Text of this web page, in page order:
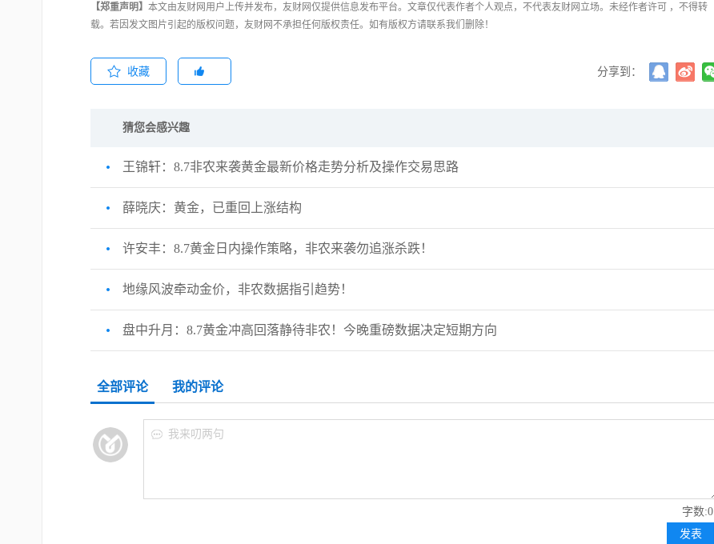
【郑重声明】 本文由友财网用户上传并发布，友财网仅提供信息发布平台。文章仅代表作者个人观点，不代表友财网立场。未经作者许可 ，不得转
载。若因发文图片引起的版权问题，友财网不承担任何版权责任。如有版权方请联系我们删除！
收藏 分享到：
猜您会感兴趣
王锦轩：8.7非农来袭黄金最新价格走势分析及操作交易思路
薛晓庆：黄金，已重回上涨结构
许安丰：8.7黄金日内操作策略，非农来袭勿追涨杀跌！
地缘风波牵动金价，非农数据指引趋势！
盘中升月：8.7黄金冲高回落静待非农！今晚重磅数据决定短期方向
全部评论 我的评论
字数:0
我来叨两句
发表